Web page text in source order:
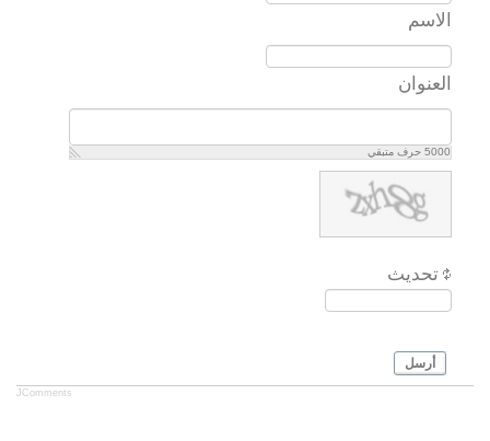
الاسم
العنوان
5000 حرف متبقي
تحديث
أرسل
JComments